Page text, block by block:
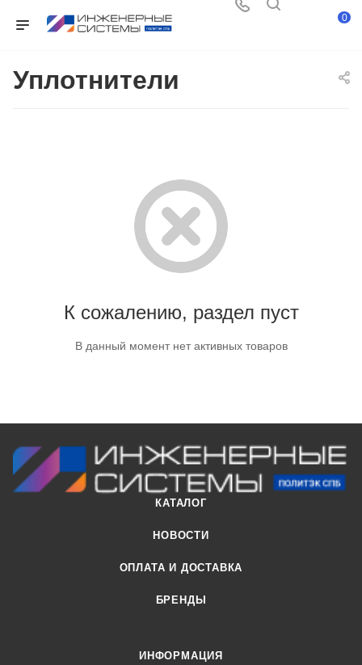
0
Уплотнители
К сожалению, раздел пуст
В данный момент нет активных товаров
КАТАЛОГ
НОВОСТИ
ОПЛАТА И ДОСТАВКА
БРЕНДЫ
ИНФОРМАЦИЯ